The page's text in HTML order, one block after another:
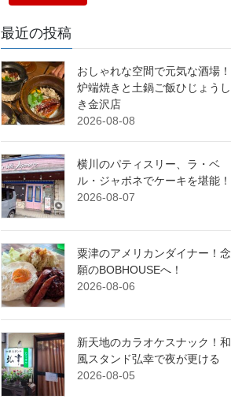
最近の投稿
おしゃれな空間で元気な酒場！
炉端焼きと土鍋ご飯ひじょうし
き金沢店
2026-08-08
横川のパティスリー、ラ・ベ
ル・ジャポネでケーキを堪能！
2026-08-07
粟津のアメリカンダイナー！念
願のBOBHOUSEへ！
2026-08-06
新天地のカラオケスナック！和
風スタンド弘幸で夜が更ける
2026-08-05